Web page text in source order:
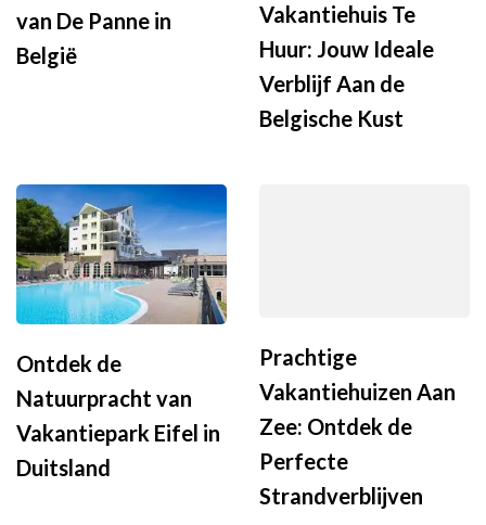
van De Panne in
België
Vakantiehuis Te
Huur: Jouw Ideale
Verblijf Aan de
Belgische Kust
Ontdek de
Natuurpracht van
Vakantiepark Eifel in
Duitsland
Prachtige
Vakantiehuizen Aan
Zee: Ontdek de
Perfecte
Strandverblijven